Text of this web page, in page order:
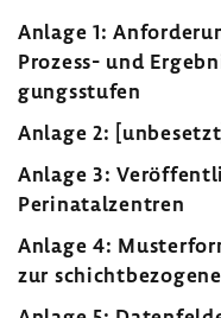
Anlage 1:
Prozess-​ und
gungs­stufen
Anlage 2:
Anlage 3:
Peri­na­tal­zen­tren
Anlage 4:
zur